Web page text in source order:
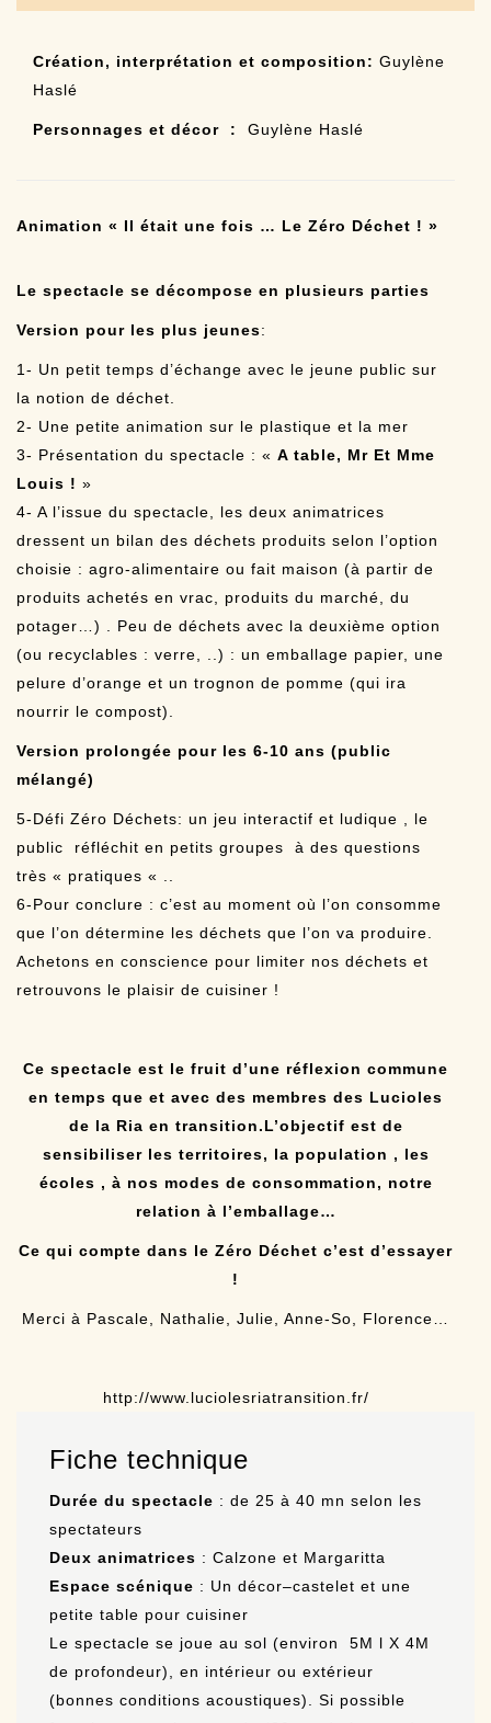
Création, interprétation et composition: Guylène
Haslé
Personnages et décor : Guylène Haslé
Animation « Il était une fois … Le Zéro Déchet ! »
Le spectacle se décompose en plusieurs parties
Version pour les plus jeunes:
1- Un petit temps d’échange avec le jeune public sur
la notion de déchet.
2- Une petite animation sur le plastique et la mer
3- Présentation du spectacle : « A table, Mr Et Mme
Louis ! »
4- A l’issue du spectacle, les deux animatrices
dressent un bilan des déchets produits selon l’option
choisie : agro-alimentaire ou fait maison (à partir de
produits achetés en vrac, produits du marché, du
potager…) . Peu de déchets avec la deuxième option
(ou recyclables : verre, ..) : un emballage papier, une
pelure d’orange et un trognon de pomme (qui ira
nourrir le compost).
Version prolongée pour les 6-10 ans (public
mélangé)
5-Défi Zéro Déchets: un jeu interactif et ludique , le
public réfléchit en petits groupes à des questions
très « pratiques « ..
6-Pour conclure : c’est au moment où l’on consomme
que l’on détermine les déchets que l’on va produire.
Achetons en conscience pour limiter nos déchets et
retrouvons le plaisir de cuisiner !
Ce spectacle est le fruit d’une réflexion commune
en temps que et avec des membres des Lucioles
de la Ria en transition.L’objectif est de
sensibiliser les territoires, la population , les
écoles , à nos modes de consommation, notre
relation à l’emballage…
Ce qui compte dans le Zéro Déchet c’est d’essayer
!
Merci à Pascale, Nathalie, Julie, Anne-So, Florence…
http://www.luciolesriatransition.fr/
Fiche technique
Durée du spectacle : de 25 à 40 mn selon les
spectateurs
Deux animatrices : Calzone et Margaritta
Espace scénique : Un décor–castelet et une
petite table pour cuisiner
Le spectacle se joue au sol (environ 5M l X 4M
de profondeur), en intérieur ou extérieur
(bonnes conditions acoustiques). Si possible